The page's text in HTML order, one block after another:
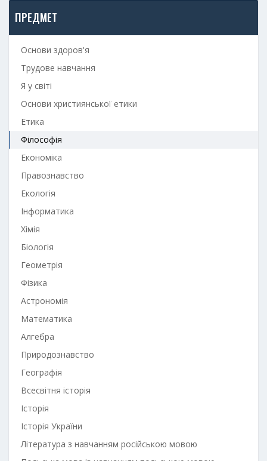
ПРЕДМЕТ
Основи здоров'я
Трудове навчання
Я у світі
Основи християнської етики
Етика
Філософія
Економіка
Правознавство
Екологія
Інформатика
Хімія
Біологія
Геометрія
Фізика
Астрономія
Математика
Алгебра
Природознавство
Географія
Всесвітня історія
Історія
Історія України
Література з навчанням російською мовою